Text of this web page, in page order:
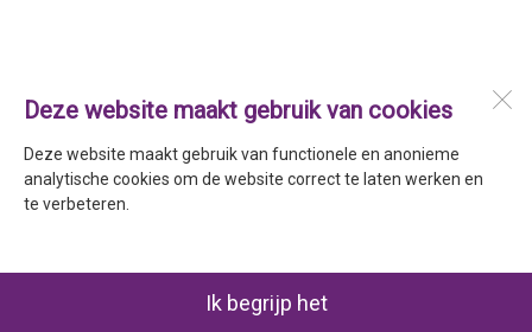
Deze website maakt gebruik van cookies
Deze website maakt gebruik van functionele en anonieme
analytische cookies om de website correct te laten werken en
te verbeteren.
Ik begrijp het